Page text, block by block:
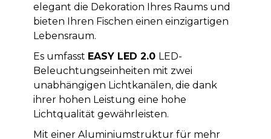
elegant die Dekoration Ihres Raums und
bieten Ihren Fischen einen einzigartigen
Lebensraum.
Es umfasst EASY LED 2.0 LED-
Beleuchtungseinheiten mit zwei
unabhängigen Lichtkanälen, die dank
ihrer hohen Leistung eine hohe
Lichtqualität gewährleisten.
Mit einer Aluminiumstruktur für mehr